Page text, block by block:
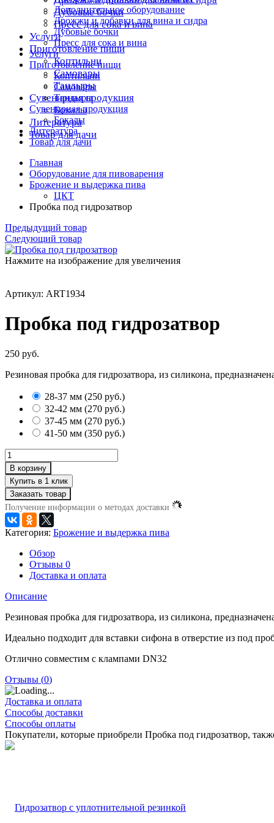
Дубовые бочки
Пресс для сока и вина
Услуги
Приготовление пищи
Коптильни
Самовары
Тандыры
Сувенирная продукция
Бокалы
Литература
Товар для дачи
Дополнительное оборудование
Дрожжи и добавки для вина и сидра
Дубовые бочки
Пресс для сока и вина
Услуги
Приготовление пищи
Коптильни
Самовары
Тандыры
Сувенирная продукция
Бокалы
Литература
Товар для дачи
Главная
Оборудование для пивоварения
Брожение и выдержка пива
ЦКТ
Пробка под гидрозатвор
Предыдущий товар
Следующий товар
Нажмите на изображение для увеличения
Артикул: ART1934
Пробка под гидрозатвор
250 руб.
Резиновая пробка для гидрозатвора, из силикона,
28-37 мм (250 руб.)
32-42 мм (270 руб.)
37-45 мм (270 руб.)
41-50 мм (350 руб.)
В корзину
Заказать товар
Получение информации о методах доставки
Категория: Брожение и выдержка пива
Обзор
Отзывы 0
Доставка и оплата
Описание
Резиновая пробка для гидрозатвора, из силикона,
Идеально подходит для вставки сифона в отверстие из под
Отлично совместим с клампами DN32
Отзывы (0)
Доставка и оплата
Способы доставки
Способы оплаты
Покупатели, которые приобрели Пробка под гидрозатвор,